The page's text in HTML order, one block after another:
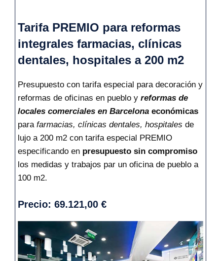
Tarifa PREMIO para reformas
integrales farmacias, clínicas
dentales, hospitales a 200 m2
Presupuesto con tarifa especial para decoración y
reformas de oficinas en pueblo y reformas de
locales comerciales en Barcelona económicas
para farmacias, clínicas dentales, hospitales de
lujo a 200 m2 con tarifa especial PREMIO
especificando en presupuesto sin compromiso
los medidas y trabajos par un oficina de pueblo a
100 m2.
Precio: 69.121,00 €